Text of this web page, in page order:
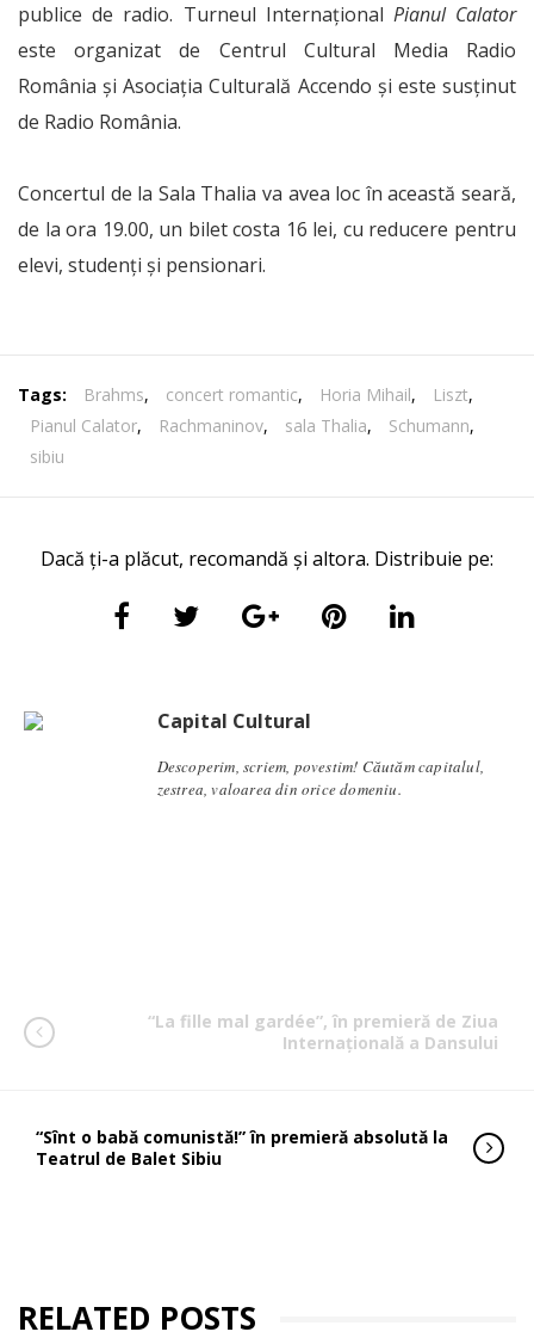
publice de radio. Turneul Internațional Pianul Calator
este organizat de Centrul Cultural Media Radio
România și Asociația Culturală Accendo și este susținut
de Radio România.
Concertul de la Sala Thalia va avea loc în această seară,
de la ora 19.00, un bilet costa 16 lei, cu reducere pentru
elevi, studenți și pensionari.
Tags: Brahms, concert romantic, Horia Mihail, Liszt,
Pianul Calator, Rachmaninov, sala Thalia, Schumann,
sibiu
Dacă ți-a plăcut, recomandă și altora. Distribuie pe:
Capital Cultural
Descoperim, scriem, povestim! Căutăm capitalul,
zestrea, valoarea din orice domeniu.
“La fille mal gardée”, în premieră de Ziua
Internațională a Dansului
“Sînt o babă comunistă!” în premieră absolută la
Teatrul de Balet Sibiu
RELATED POSTS